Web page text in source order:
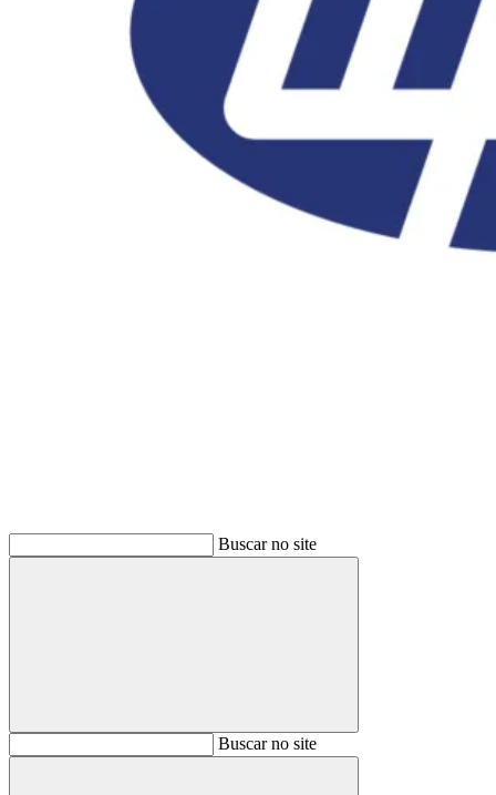
Buscar no site
BuscarBuscar no site